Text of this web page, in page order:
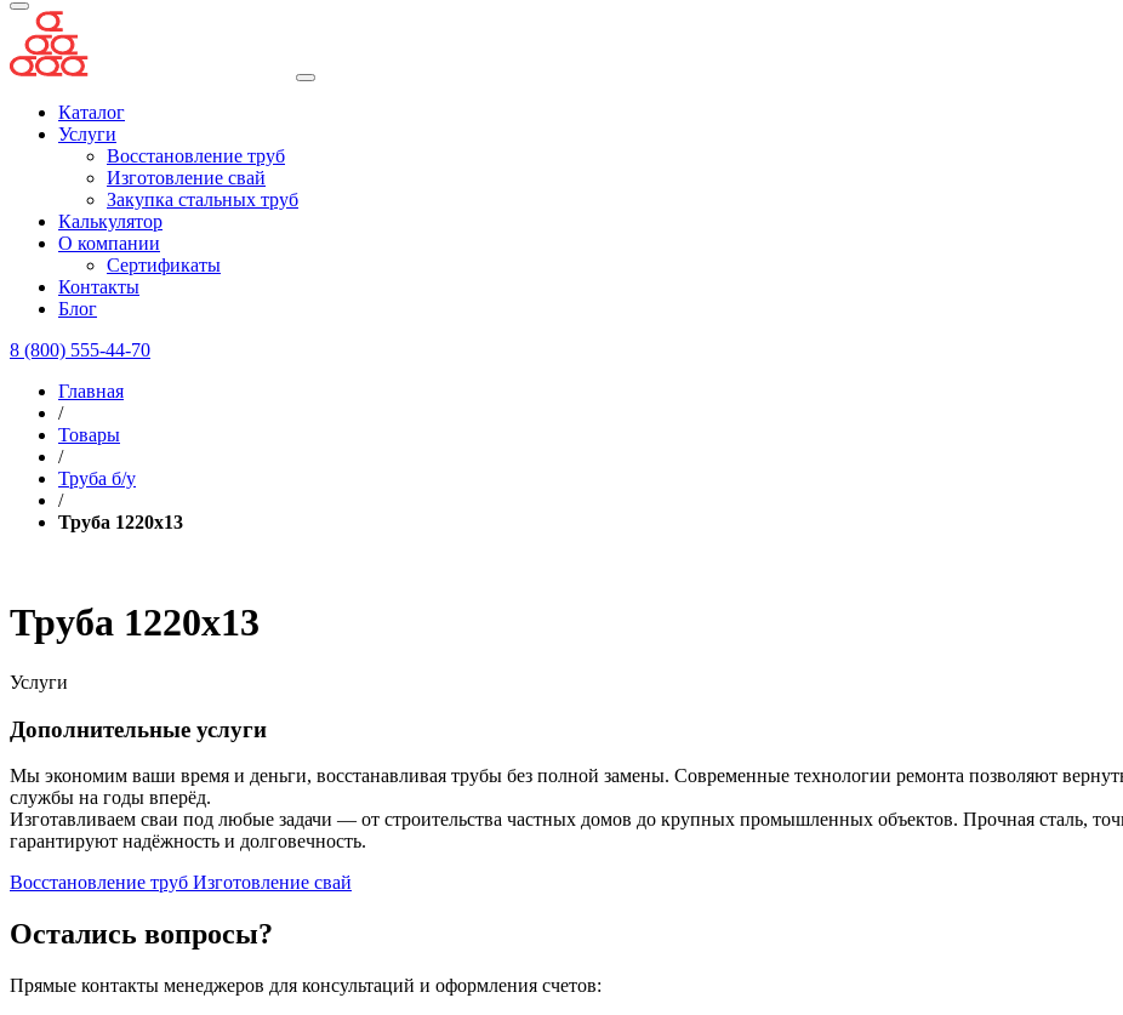
Каталог
Услуги
Восстановление труб
Изготовление свай
Закупка стальных труб
Калькулятор
О компании
Сертификаты
Контакты
Блог
8 (800) 555-44-70
Главная
/
Товары
/
Труба б/у
/
Труба 1220х13
Труба 1220х13
Услуги
Дополнительные услуги
Мы экономим ваши время и деньги, восстанавливая трубы без полной замены. Современные технологии ремонта позволяют
службы на годы вперёд.
Изготавливаем сваи под любые задачи — от строительства частных домов до крупных промышленных объектов. Прочная сталь,
гарантируют надёжность и долговечность.
Восстановление труб Изготовление свай
Остались вопросы?
Прямые контакты менеджеров для консультаций и оформления счетов: